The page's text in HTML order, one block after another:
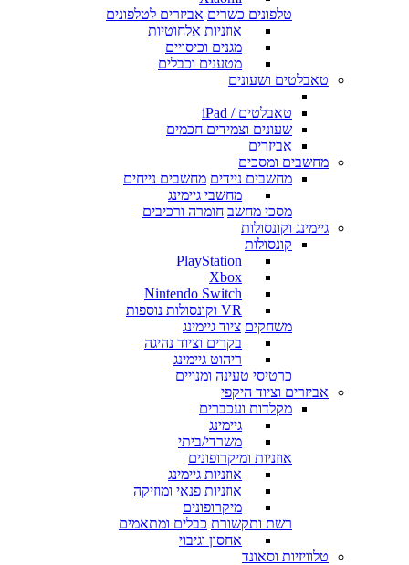
טלפונים כשרים אביזרים לטלפונים
אוזניות אלחוטיות
מגנים וכיסויים
מטענים וכבלים
טאבלטים ושעונים
טאבלטים / iPad
שעונים וצמידים חכמים
אביזרים
מחשבים ומסכים
מחשבים ניידים מחשבים נייחים
מחשבי גיימינג
מסכי מחשב חומרה ורכיבים
גיימינג וקונסולות
קונסולות
PlayStation
Xbox
Nintendo Switch
VR וקונסולות נוספות
משחקים ציוד גיימינג
בקרים וציוד נהיגה
ריהוט גיימינג
כרטיסי טעינה ומנויים
אביזרים וציוד היקפי
מקלדות ועכברים
גיימינג
משרדי/ביתי
אוזניות ומיקרופונים
אוזניות גיימינג
אוזניות פנאי ומוזיקה
מיקרופונים
רשת ותקשורת כבלים ומתאמים
אחסון וגיבוי
טלוויזיות וסאונד